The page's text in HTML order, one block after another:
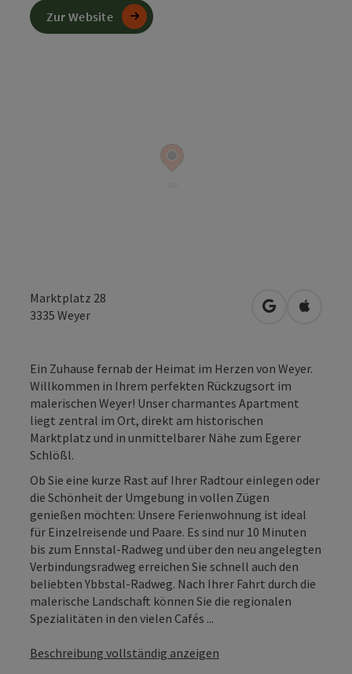
Marktplatz 28
3335 Weyer in Google
in
Ein Zuhause fernab der Heimat im Herzen von Weyer.
Willkommen in Ihrem perfekten Rückzugsort im
malerischen Weyer! Unser charmantes Apartment
liegt zentral im Ort, direkt am historischen
Marktplatz und in unmittelbarer Nähe zum Egerer
Schlößl.
Ob Sie eine kurze Rast auf Ihrer Radtour einlegen oder
die Schönheit der Umgebung in vollen Zügen
genießen möchten: Unsere Ferienwohnung ist ideal
für Einzelreisende und Paare. Es sind nur 10 Minuten
bis zum Ennstal-Radweg und über den neu angelegten
Verbindungsradweg erreichen Sie schnell auch den
beliebten Ybbstal-Radweg. Nach Ihrer Fahrt durch die
malerische Landschaft können Sie die regionalen
Spezialitäten in den vielen Cafés ...
Beschreibung vollständig anzeigen
Zur Website